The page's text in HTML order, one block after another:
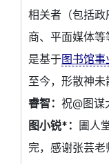
相关者（包括
商、平面媒体等
是基于图书馆事
至今，形散神未
睿智： 祝@图谋
图小锐*： 圕人
完，感谢张芸老